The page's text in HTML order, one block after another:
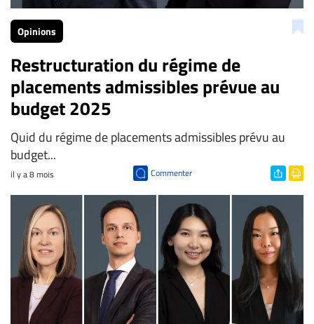
Publier
un
emploi
Publicité
Solutions de
recrutements
TROUVEZ-
NOUS
Nous
joindre
À
propos
Infolettre
S’abonner
FAQ
Opinions
Restructuration du régime de
placements admissibles prévue au
budget 2025
Quid du régime de placements admissibles prévu au
budget...
il y a 8 mois Commenter